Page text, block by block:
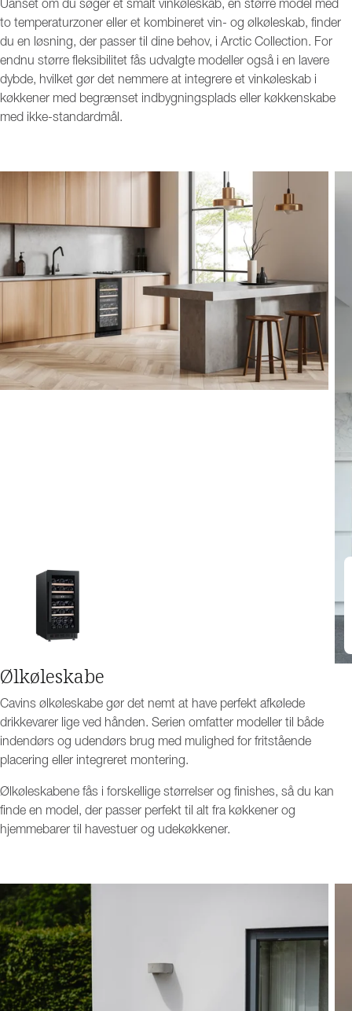
Uanset om du søger et smalt vinkøleskab, en større model med
to temperaturzoner eller et kombineret vin- og ølkøleskab, finder
du en løsning, der passer til dine behov, i Arctic Collection. For
endnu større fleksibilitet fås udvalgte modeller også i en lavere
dybde, hvilket gør det nemmere at integrere et vinkøleskab i
køkkener med begrænset indbygningsplads eller køkkenskabe
med ikke-standardmål.
Ølkøleskabe
Cavins ølkøleskabe gør det nemt at have perfekt afkølede
drikkevarer lige ved hånden. Serien omfatter modeller til både
indendørs og udendørs brug med mulighed for fritstående
placering eller integreret montering.
Ølkøleskabene fås i forskellige størrelser og finishes, så du kan
finde en model, der passer perfekt til alt fra køkkener og
hjemmebarer til havestuer og udekøkkener.